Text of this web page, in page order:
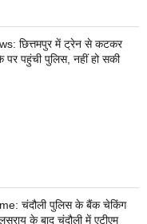
छित्तमपुर में ट्रेन से कटकर
पर पहुंची पुलिस, नहीं हो सकी
चंदौली पुलिस के बैंक चेकिंग
के बाद चंदौली में एटीएम